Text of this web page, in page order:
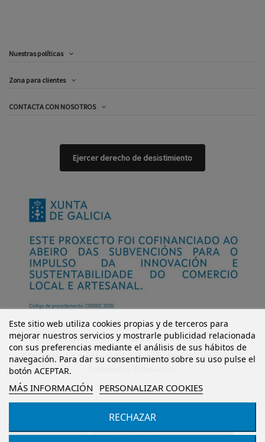
Añadir al carrito
Nuestras políticas
Zona para clientes
CONTACTA CON NOSOTROS
Este sitio web utiliza cookies propias y de terceros para
mejorar nuestros servicios y mostrarle publicidad relacionada
con sus preferencias mediante el análisis de sus hábitos de
navegación. Para dar su consentimiento sobre su uso pulse el
botón ACEPTAR.
MÁS INFORMACIÓN PERSONALIZAR COOKIES
RECHAZAR
Ejercer derecho de desistimiento
© Mi Castillo Kinder Shoes S.L. Todos los derechos reservados.